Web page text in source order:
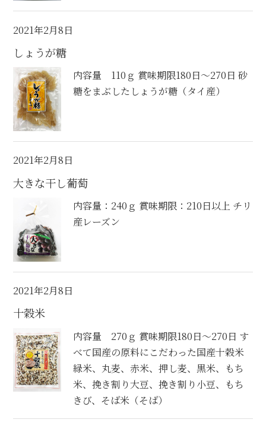
2021年2月8日
しょうが糖
内容量 110ｇ 賞味期限180日～270日 砂
糖をまぶしたしょうが糖（タイ産）
2021年2月8日
大きな干し葡萄
内容量：240ｇ 賞味期限：210日以上 チリ
産レーズン
2021年2月8日
十穀米
内容量 270ｇ 賞味期限180日～270日 す
べて国産の原料にこだわった国産十穀米
緑米、丸麦、赤米、押し麦、黒米、もち
米、挽き割り大豆、挽き割り小豆、もち
きび、そば米（そば）